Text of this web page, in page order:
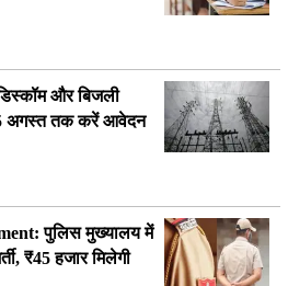
और बिजली
25 अगस्त तक करें आवेदन
पुलिस मुख्यालय में
₹45 हजार मिलेगी